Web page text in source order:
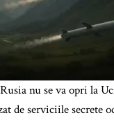
nu se va opri la
de serviciile secrete